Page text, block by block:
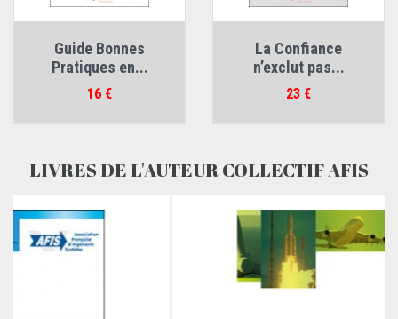
Guide Bonnes
Pratiques en...
Prix
16 €
La Confiance
n’exclut pas...
Prix
23 €
LIVRES DE L'AUTEUR COLLECTIF AFIS